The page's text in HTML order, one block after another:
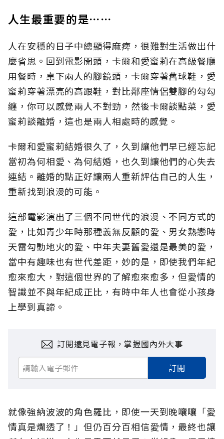
人生最重要的是⋯⋯
人在安穩的日子中總顯得麻痺，很難對生活做出什
麼省思。回到電影開頭，卡爾和愛蜜莉在高級餐廳
用餐時，桌下兩人的腳鏡頭，卡爾穿著舊球鞋，愛
蜜莉穿著漂亮的高跟鞋，對比鄰座情侶雙腳的勾勾
纏，你可以感覺兩人不對勁，然後卡爾談點菜，愛
蜜莉談離婚，這也是兩人相處時的感覺。
卡爾和愛蜜莉結婚很久了，久到讓他們早已經忘記
當初為何相愛、為何結婚，也久到讓他們的心失去
連結。離婚的點正好讓兩人重新評估自己的人生，
重新找到浪漫的可能。
這部電影演出了三個不同世代的浪漫、不同方式的
愛，比如青少年時那種義無反顧的愛、男女熱戀時
天雷勾動地火的愛、中年夫妻舊愛還是最美的愛，
當中有趣味也有世代差距，妙的是，即使我們年紀
愈來愈大，對這個世界的了解愈來愈多，但愛情的
智識並不與年紀成正比，有時中年人也會從小孩身
上學到真諦。
訂閱遠見電子報，掌握國內外大事
訂閱
就像強納波波的角色羅比，即使一天到晚嚷嚷「愛
情真是爛透了！」但仍百分百相信愛情，最終也讓